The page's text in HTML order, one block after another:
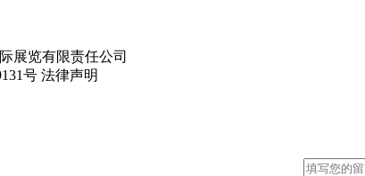
展览有限责任公司
号 法律声明